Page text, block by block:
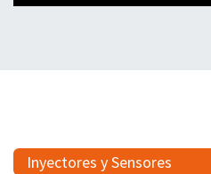
Inyectores y Sensores